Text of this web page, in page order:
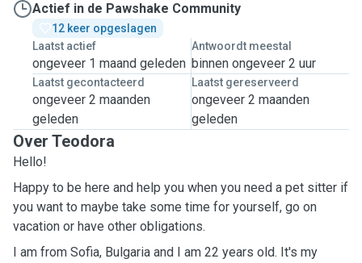
Actief in de Pawshake Community
12 keer opgeslagen
Laatst actief
ongeveer 1 maand geleden
Antwoordt meestal
binnen ongeveer 2 uur
Laatst gecontacteerd
ongeveer 2 maanden
geleden
Laatst gereserveerd
ongeveer 2 maanden
geleden
Over Teodora
Hello!
Happy to be here and help you when you need a pet sitter if
you want to maybe take some time for yourself, go on
vacation or have other obligations.
I am from Sofia, Bulgaria and I am 22 years old. It's my